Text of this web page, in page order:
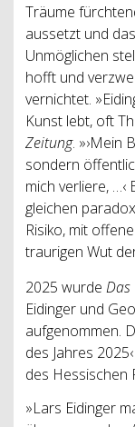
Träume
aussetzt und
Unmöglichen
hofft und
vernichtet.
Kunst lebt, oft
Zeitung. »›Mein
sondern
mich verliere,
gleichen
Risiko, mit
traurigen Wut
2025 wurde Das
Eidinger und
aufgenommen.
des Jahres
des Hessischen
»Lars Eidinger